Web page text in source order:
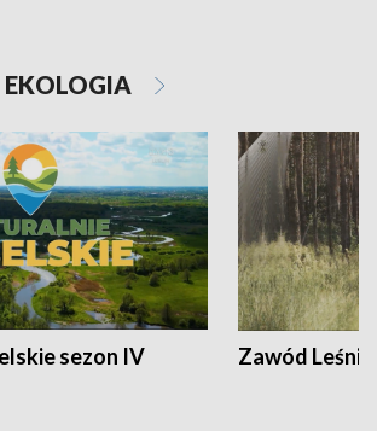
EKOLOGIA
sezon IV Zawód Leśnik